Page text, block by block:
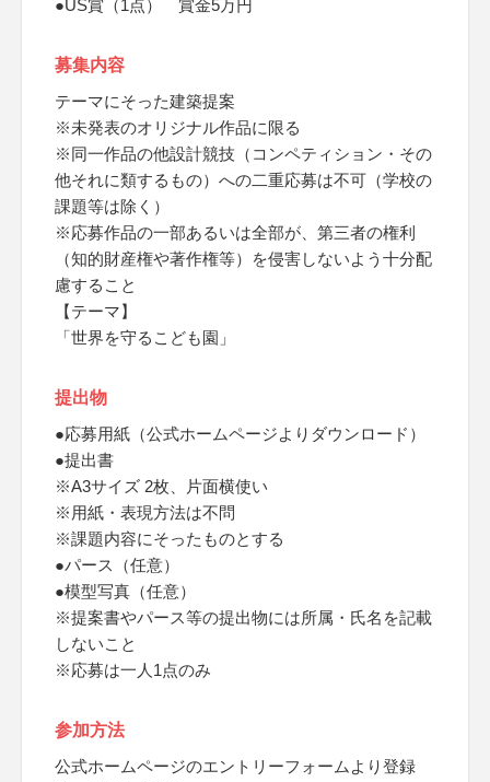
●US賞（1点） 賞金5万円
募集内容
テーマにそった建築提案
※未発表のオリジナル作品に限る
※同一作品の他設計競技（コンペティション・その
他それに類するもの）への二重応募は不可（学校の
課題等は除く）
※応募作品の一部あるいは全部が、第三者の権利
（知的財産権や著作権等）を侵害しないよう十分配
慮すること
【テーマ】
「世界を守るこども園」
提出物
●応募用紙（公式ホームページよりダウンロード）
●提出書
※A3サイズ 2枚、片面横使い
※用紙・表現方法は不問
※課題内容にそったものとする
●パース（任意）
●模型写真（任意）
※提案書やパース等の提出物には所属・氏名を記載
しないこと
※応募は一人1点のみ
参加方法
公式ホームページのエントリーフォームより登録